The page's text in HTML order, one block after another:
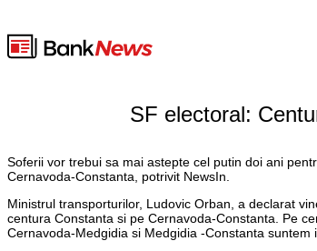
SF electoral:
Soferii vor trebui sa mai astepte cel putin doi ani
Cernavoda-Constanta, potrivit NewsIn.
Ministrul transporturilor, Ludovic Orban, a declarat
centura Constanta si pe Cernavoda-Constanta. Pe
Cernavoda-Medgidia si Medgidia -Constanta